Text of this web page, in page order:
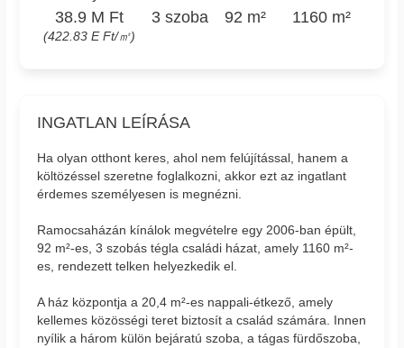
38.9 M Ft
(422.83 E Ft/㎡)
3 szoba 92 m² 1160 m²
INGATLAN LEÍRÁSA
Ha olyan otthont keres, ahol nem felújítással, hanem a
költözéssel szeretne foglalkozni, akkor ezt az ingatlant
érdemes személyesen is megnézni.
Ramocsaházán kínálok megvételre egy 2006-ban épült,
92 m²-es, 3 szobás tégla családi házat, amely 1160 m²-
es, rendezett telken helyezkedik el.
A ház központja a 20,4 m²-es nappali-étkező, amely
kellemes közösségi teret biztosít a család számára. Innen
nyílik a három külön bejáratú szoba, a tágas fürdőszoba,